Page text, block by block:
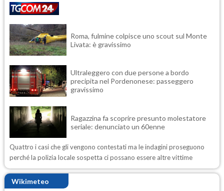
Roma, fulmine colpisce uno scout sul Monte
Livata: è gravissimo
Ultraleggero con due persone a bordo
precipita nel Pordenonese: passeggero
gravissimo
Ragazzina fa scoprire presunto molestatore
seriale: denunciato un 60enne
Quattro i casi che gli vengono contestati ma le indagini proseguono
perché la polizia locale sospetta ci possano essere altre vittime
Wikimeteo